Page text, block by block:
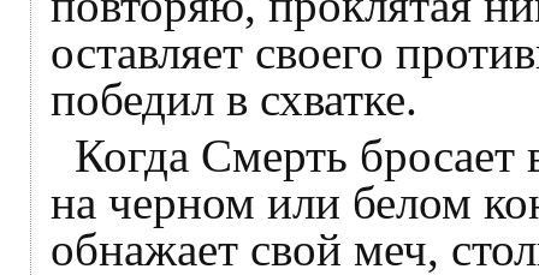
оставляет своего
победил в схватке.
Когда Смерть бросает
на черном или белом
обнажает свой меч,